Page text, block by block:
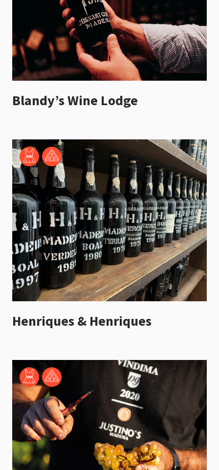
Blandy’s Wine Lodge
Henriques & Henriques